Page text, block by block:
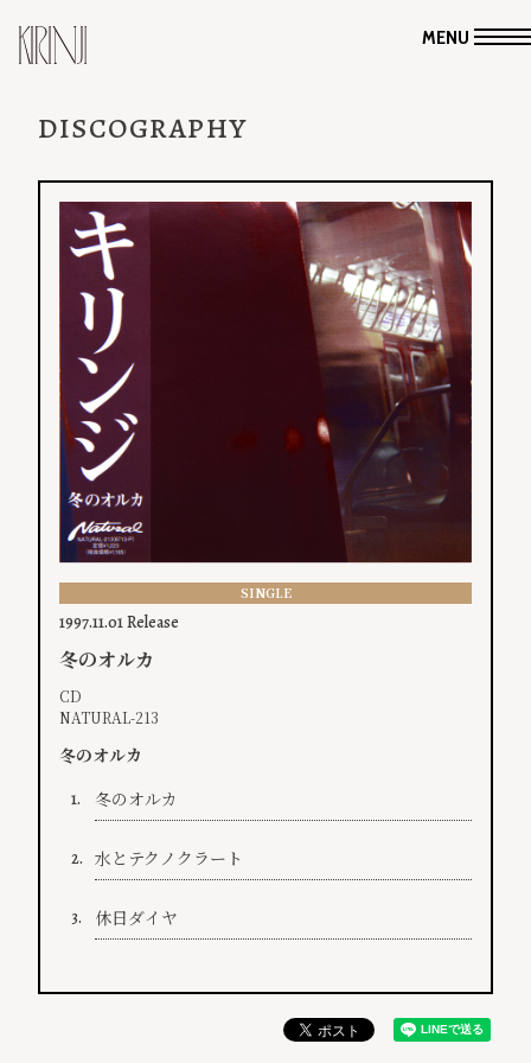
MENU
DISCOGRAPHY
SINGLE
1997.11.01 Release
冬のオルカ
CD
NATURAL-213
冬のオルカ
1. 冬のオルカ
2. 水とテクノクラート
3. 休日ダイヤ